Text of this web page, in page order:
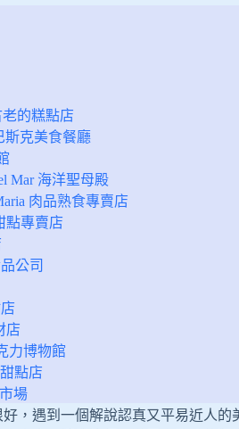
老的糕點店
斯克美食餐廳
Mar 海洋聖母殿
肉品熟食專賣店
點專賣店
公司
店
力博物館
點店
場
，遇到一個解說認真又平易近人